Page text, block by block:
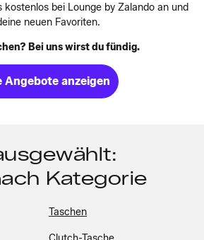
bei Lounge by Zalando an und
neuen Favoriten.
Bei uns wirst du fündig.
Angebote anzeigen
Kategorie
Taschen